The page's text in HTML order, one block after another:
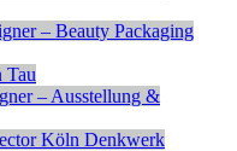
– Beauty Packaging
Tau
– Ausstellung &
Köln Denkwerk